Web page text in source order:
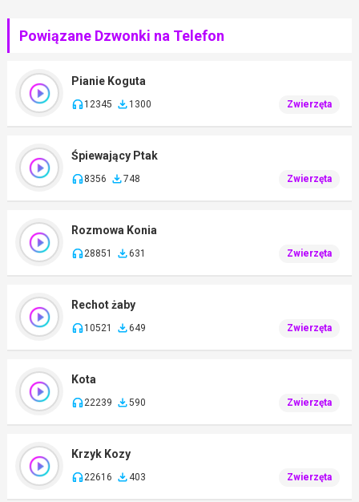
Powiązane Dzwonki na Telefon
Pianie Koguta
12345 1300 Zwierzęta
Śpiewający Ptak
8356 748 Zwierzęta
Rozmowa Konia
28851 631 Zwierzęta
Rechot żaby
10521 649 Zwierzęta
Kota
22239 590 Zwierzęta
Krzyk Kozy
22616 403 Zwierzęta